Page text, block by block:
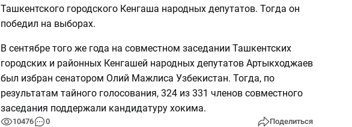
Ташкентского городского Кенгаша народных депутатов. Тогда он
победил на выборах.
В сентябре того же года на совместном заседании Ташкентских
городских и районных Кенгашей народных депутатов Артыкходжаев
был избран сенатором Олий Мажлиса Узбекистан. Тогда, по
результатам тайного голосования, 324 из 331 членов совместного
заседания поддержали кандидатуру хокима.
10476 0 Поделиться